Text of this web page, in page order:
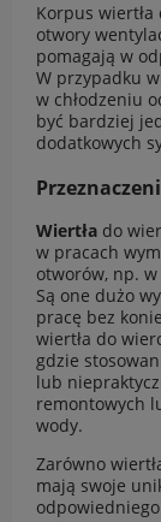
Korpus
otwory
pomagają w
W przypadku
w chłodzeniu
być bardziej
dodatkowych
Wiertła do
w pracach
otworów, np.
Są one dużo
pracę bez
wiertła do
gdzie
lub
remontowych
wody.
Zarówno
mają swoje